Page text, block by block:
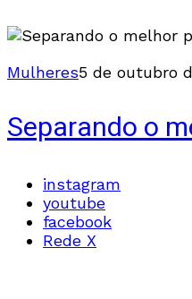
Mulheres5 de outubro
Separando o
instagram
youtube
facebook
Rede X